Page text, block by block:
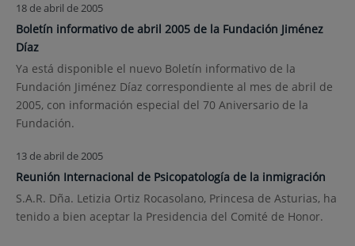
18 de abril de 2005
Boletín informativo de abril 2005 de la Fundación Jiménez
Díaz
Ya está disponible el nuevo Boletín informativo de la
Fundación Jiménez Díaz correspondiente al mes de abril de
2005, con información especial del 70 Aniversario de la
Fundación.
13 de abril de 2005
Reunión Internacional de Psicopatología de la inmigración
S.A.R. Dña. Letizia Ortiz Rocasolano, Princesa de Asturias, ha
tenido a bien aceptar la Presidencia del Comité de Honor.